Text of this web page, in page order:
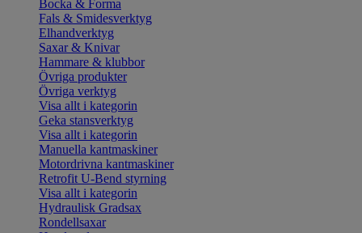
Bocka & Forma
Fals & Smidesverktyg
Elhandverktyg
Saxar & Knivar
Hammare & klubbor
Övriga produkter
Övriga verktyg
Visa allt i kategorin
Geka stansverktyg
Visa allt i kategorin
Manuella kantmaskiner
Motordrivna kantmaskiner
Retrofit U-Bend styrning
Visa allt i kategorin
Hydraulisk Gradsax
Rondellsaxar